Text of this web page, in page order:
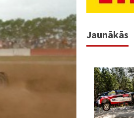
Jaunākās